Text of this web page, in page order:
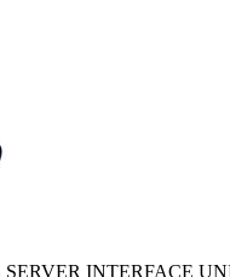
SERVER INTERFACE